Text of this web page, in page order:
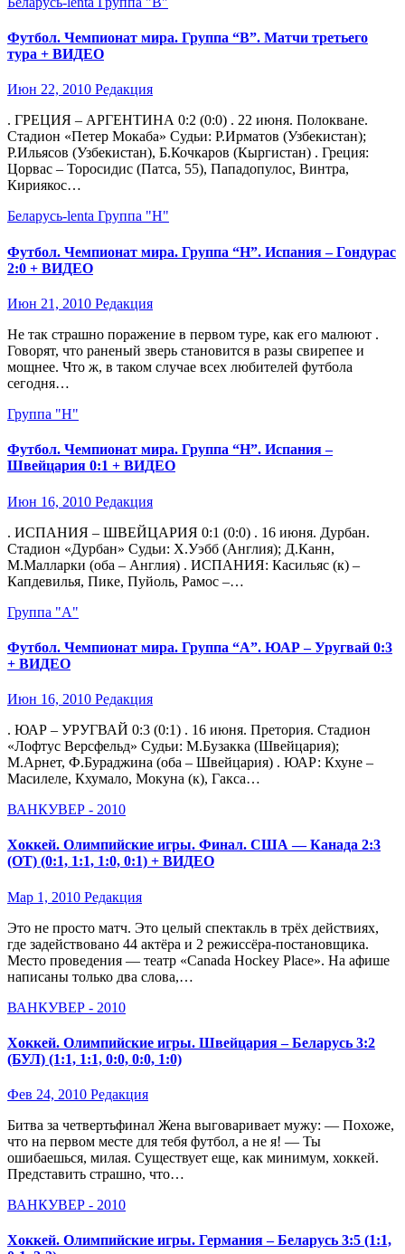
Футбол. Чемпионат мира. Группа “B”. Матчи третьего
тура + ВИДЕО
Июн 22, 2010 Редакция
. ГРЕЦИЯ – АРГЕНТИНА 0:2 (0:0) . 22 июня. Полокване.
Стадион «Петер Мокаба» Судьи: Р.Ирматов (Узбекистан);
Р.Ильясов (Узбекистан), Б.Кочкаров (Кыргистан) . Греция:
Цорвас – Торосидис (Патса, 55), Пападопулос, Винтра,
Кириякос…
Беларусь-lenta Группа "Н"
Футбол. Чемпионат мира. Группа “H”. Испания – Гондурас
2:0 + ВИДЕО
Июн 21, 2010 Редакция
Не так страшно поражение в первом туре, как его малюют .
Говорят, что раненый зверь становится в разы свирепее и
мощнее. Что ж, в таком случае всех любителей футбола
сегодня…
Группа "Н"
Футбол. Чемпионат мира. Группа “H”. Испания –
Швейцария 0:1 + ВИДЕО
Июн 16, 2010 Редакция
. ИСПАНИЯ – ШВЕЙЦАРИЯ 0:1 (0:0) . 16 июня. Дурбан.
Стадион «Дурбан» Судьи: Х.Уэбб (Англия); Д.Канн,
М.Малларки (оба – Англия) . ИСПАНИЯ: Касильяс (к) –
Капдевилья, Пике, Пуйоль, Рамос –…
Группа "A"
Футбол. Чемпионат мира. Группа “A”. ЮАР – Уругвай 0:3
+ ВИДЕО
Июн 16, 2010 Редакция
. ЮАР – УРУГВАЙ 0:3 (0:1) . 16 июня. Претория. Стадион
«Лофтус Версфельд» Судьи: М.Бузакка (Швейцария);
М.Арнет, Ф.Бураджина (оба – Швейцария) . ЮАР: Кхуне –
Масилеле, Кхумало, Мокуна (к), Гакса…
ВАНКУВЕР - 2010
Хоккей. Олимпийские игры. Финал. США — Канада 2:3
(ОТ) (0:1, 1:1, 1:0, 0:1) + ВИДЕО
Мар 1, 2010 Редакция
Это не просто матч. Это целый спектакль в трёх действиях,
где задействовано 44 актёра и 2 режиссёра-постановщика.
Место проведения — театр «Canada Hockey Place». На афише
написаны только два слова,…
ВАНКУВЕР - 2010
Хоккей. Олимпийские игры. Швейцария – Беларусь 3:2
(БУЛ) (1:1, 1:1, 0:0, 0:0, 1:0)
Фев 24, 2010 Редакция
Битва за четвертьфинал Жена выговаривает мужу: — Похоже,
что на первом месте для тебя футбол, а не я! — Ты
ошибаешься, милая. Существует еще, как минимум, хоккей.
Представить страшно, что…
ВАНКУВЕР - 2010
Хоккей. Олимпийские игры. Германия – Беларусь 3:5 (1:1,